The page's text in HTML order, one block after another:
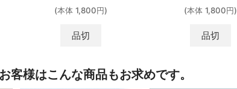
(本体 1,800円)
品切
(本体 1,800円)
品切
客様はこんな商品もお求めです。